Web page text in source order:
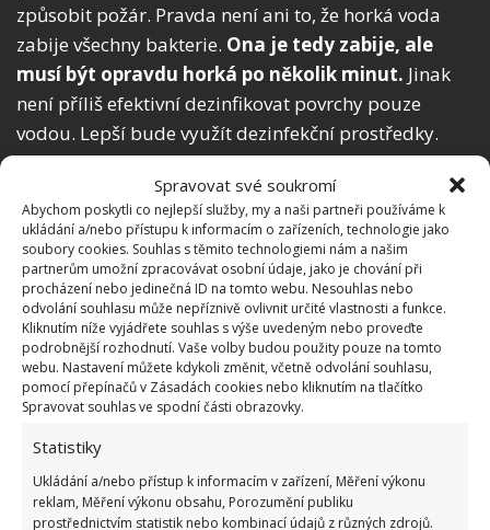
Spravovat své soukromí
Abychom poskytli co nejlepší služby, my a naši partneři používáme k
ukládání a/nebo přístupu k informacím o zařízeních, technologie jako
soubory cookies. Souhlas s těmito technologiemi nám a našim
partnerům umožní zpracovávat osobní údaje, jako je chování při
procházení nebo jedinečná ID na tomto webu. Nesouhlas nebo
odvolání souhlasu může nepříznivě ovlivnit určité vlastnosti a funkce.
Kliknutím níže vyjádřete souhlas s výše uvedeným nebo proveďte
podrobnější rozhodnutí. Vaše volby budou použity pouze na tomto
webu. Nastavení můžete kdykoli změnit, včetně odvolání souhlasu,
pomocí přepínačů v Zásadách cookies nebo kliknutím na tlačítko
Spravovat souhlas ve spodní části obrazovky.
Statistiky
Ukládání a/nebo přístup k informacím v zařízení, Měření výkonu
reklam, Měření výkonu obsahu, Porozumění publiku
prostřednictvím statistik nebo kombinací údajů z různých zdrojů.
způsobit požár. Pravda není ani to, že horká voda
zabije všechny bakterie. Ona je tedy zabije, ale
musí být opravdu horká po několik minut. Jinak
není příliš efektivní dezinfikovat povrchy pouze
vodou. Lepší bude využít dezinfekční prostředky.
Fotografie: Pixabay
Slyšeli jste o tom, že Coca-cola je nejlepší čistič